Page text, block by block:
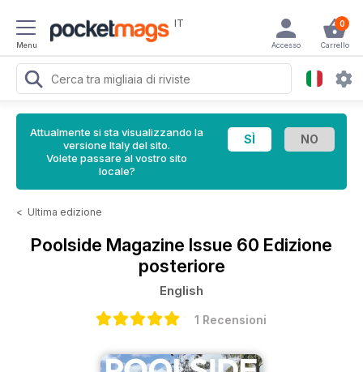
Menu
IT 0
Carrello
Accesso
Attualmente si sta visualizzando la
versione Italy del sito.
Volete passare al vostro sito
locale?
< Ultima edizione
Poolside Magazine Issue 60 Edizione
posteriore
English
1 Recensioni